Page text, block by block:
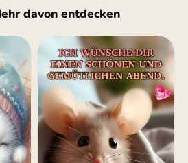
davon entdecken